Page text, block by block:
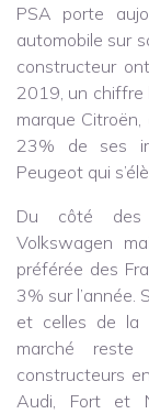
PSA porte
automobile sur
constructeur
2019, un chiffre
marque
23% de ses
Peugeot qui
Du côté des
Volkswagen
préférée des
3% sur l’année.
et celles de la
marché reste
constructeurs
Audi, Fort et